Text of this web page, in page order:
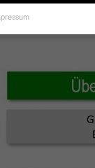
zu freiwilligen
um Erlaubnis
Website.
diese Website und
verarbeitet
Inhalte oder
über die